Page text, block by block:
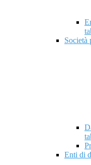
Società
Enti di